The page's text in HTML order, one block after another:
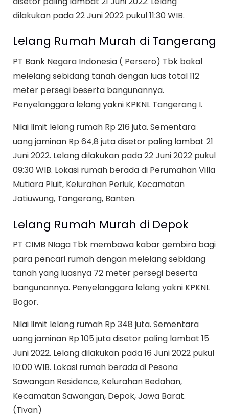
dilakukan pada 22 Juni 2022 pukul 11:30 WIB.
Lelang Rumah Murah di Tangerang
PT Bank Negara Indonesia ( Persero) Tbk bakal
melelang sebidang tanah dengan luas total 112
meter persegi beserta bangunannya.
Penyelanggara lelang yakni KPKNL Tangerang I.
Nilai limit lelang rumah Rp 216 juta. Sementara
uang jaminan Rp 64,8 juta disetor paling lambat 21
Juni 2022. Lelang dilakukan pada 22 Juni 2022 pukul
09:30 WIB. Lokasi rumah berada di Perumahan Villa
Mutiara Pluit, Kelurahan Periuk, Kecamatan
Jatiuwung, Tangerang, Banten.
Lelang Rumah Murah di Depok
PT CIMB NIaga Tbk membawa kabar gembira bagi
para pencari rumah dengan melelang sebidang
tanah yang luasnya 72 meter persegi beserta
bangunannya. Penyelanggara lelang yakni KPKNL
Bogor.
Nilai limit lelang rumah Rp 348 juta. Sementara
uang jaminan Rp 105 juta disetor paling lambat 15
Juni 2022. Lelang dilakukan pada 16 Juni 2022 pukul
10:00 WIB. Lokasi rumah berada di Pesona
Sawangan Residence, Kelurahan Bedahan,
Kecamatan Sawangan, Depok, Jawa Barat.
(Tivan)